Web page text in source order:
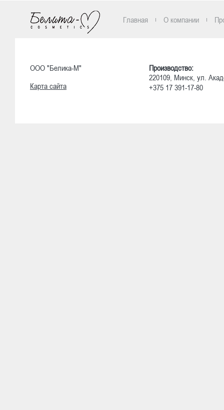
Главная О компании
ООО "Белика-М"
Карта сайта
Производство:
220109, Минск, ул.
+375 17 391-17-80